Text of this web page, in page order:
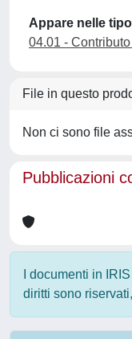
Appare nelle
04.01 -
File in questo
Non ci sono file
Pubblicazioni
I documenti in
diritti sono